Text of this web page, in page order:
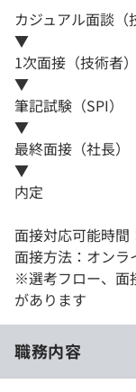
カジュアル面談（
▼
1次面接（技術者）
▼
筆記試験（SPI）
▼
最終面接（社長）
▼
内定
面接対応可能時
面接方法：オン
※選考フロー、面
があります
職務内容